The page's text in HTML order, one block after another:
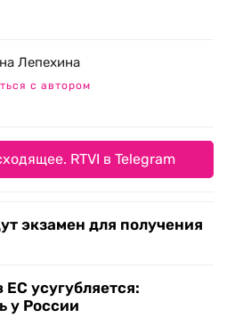
Лепехина
с автором
RTVI в Telegram
экзамен для получения
ЕС усугубляется:
у России